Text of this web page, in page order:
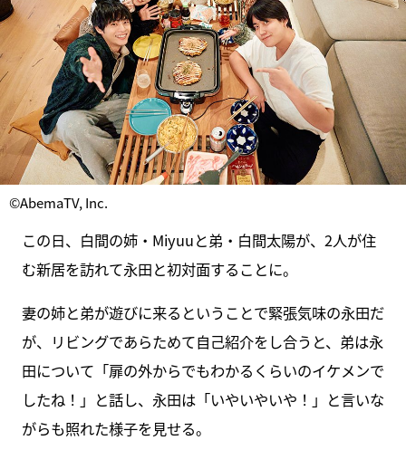
©AbemaTV, Inc.
この日、白間の姉・Miyuuと弟・白間太陽が、2人が住
む新居を訪れて永田と初対面することに。
妻の姉と弟が遊びに来るということで緊張気味の永田だ
が、リビングであらためて自己紹介をし合うと、弟は永
田について「扉の外からでもわかるくらいのイケメンで
したね！」と話し、永田は「いやいやいや！」と言いな
がらも照れた様子を見せる。